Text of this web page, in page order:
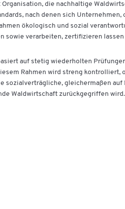
die nachhaltige
nach denen sich Unternehmen,
ökologisch und sozial
sowie verarbeiten, zertifizieren lassen
auf stetig wiederholten
Rahmen wird streng kontrolliert,
sozialverträgliche, gleichermaßen auf
Waldwirtschaft zurückgegriffen wird.